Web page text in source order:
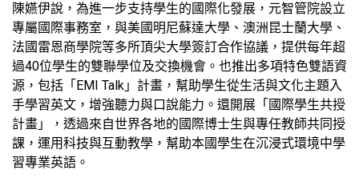
陳嬿伊說，為進一步支持學生的國際化發展，元智管院設立
專屬國際事務室，與美國明尼蘇達大學、澳洲昆士蘭大學、
法國雷恩商學院等多所頂尖大學簽訂合作協議，提供每年超
過40位學生的雙聯學位及交換機會。也推出多項特色雙語資
源，包括「EMI Talk」計畫，幫助學生從生活與文化主題入
手學習英文，增強聽力與口說能力。還開展「國際學生共授
計畫」，透過來自世界各地的國際博士生與專任教師共同授
課，運用科技與互動教學，幫助本國學生在沉浸式環境中學
習專業英語。